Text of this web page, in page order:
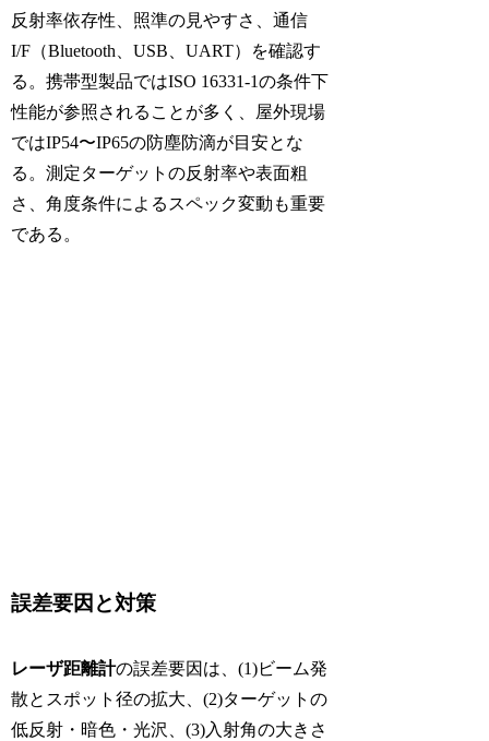
反射率依存性、照準の見やすさ、通信
I/F（Bluetooth、USB、UART）を確認す
る。携帯型製品ではISO 16331-1の条件下
性能が参照されることが多く、屋外現場
ではIP54〜IP65の防塵防滴が目安とな
る。測定ターゲットの反射率や表面粗
さ、角度条件によるスペック変動も重要
である。
誤差要因と対策
レーザ距離計の誤差要因は、(1)ビーム発
散とスポット径の拡大、(2)ターゲットの
低反射・暗色・光沢、(3)入射角の大きさ